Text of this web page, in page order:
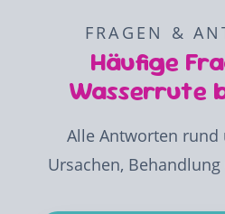
FRAGEN &
Häufige
Wasserrute
Alle Antworten rund
Ursachen,